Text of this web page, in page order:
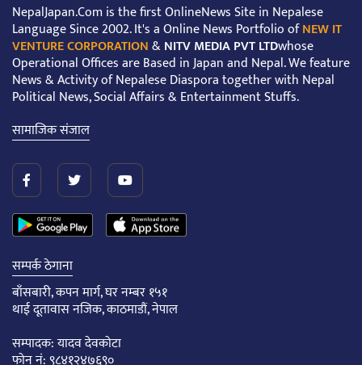
NepalJapan.Com is the first OnlineNews Site in Nepalese
Language Since 2002. It's a Online News Portfolio ofNEW IT
VENTURE CORPORATION&NITV MEDIA PVT LTDwhose
Operational Offices are Based in Japan and Nepal. We feature
News & Activity of Nepalese Diaspora together with Nepal
Political News, Social Affairs & Entertainment Stuffs.
सामाजिक संजाल
सम्पर्क ठेगाना
बाँसबारी, कपन मार्ग, घर नम्बर १५१
थाई दूतावास नजिक, काठमाडौं, नेपाल
सम्पादक: यादव देवकोटा